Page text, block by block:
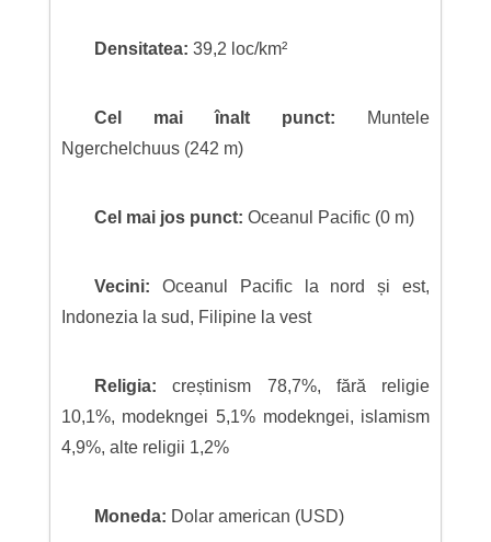
Densitatea: 39,2 loc/km²
Cel mai înalt punct:
Muntele
Ngerchelchuus (242 m)
Cel mai jos punct: Oceanul Pacific (0 m)
Vecini: Oceanul Pacific la nord și est,
Indonezia la sud, Filipine la vest
Religia:creștinism 78,7%, fără religie
10,1%, modekngei 5,1% modekngei, islamism
4,9%, alte religii 1,2%
Moneda: Dolar american (USD)